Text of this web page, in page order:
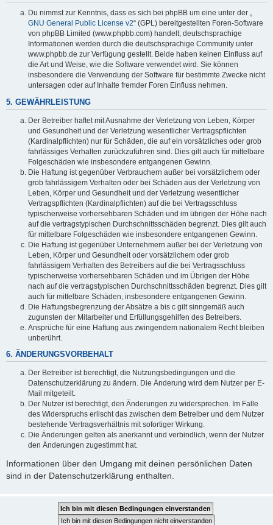
Du nimmst zur Kenntnis, dass es sich bei phpBB um eine unter der „
GNU General Public License v2“ (GPL) bereitgestellten Foren-Software
von phpBB Limited (www.phpbb.com) handelt; deutschsprachige
Informationen werden durch die deutschsprachige Community unter
www.phpbb.de zur Verfügung gestellt. Beide haben keinen Einfluss auf
die Art und Weise, wie die Software verwendet wird. Sie können
insbesondere die Verwendung der Software für bestimmte Zwecke nicht
untersagen oder auf Inhalte fremder Foren Einfluss nehmen.
5. GEWÄHRLEISTUNG
Der Betreiber haftet mit Ausnahme der Verletzung von Leben, Körper
und Gesundheit und der Verletzung wesentlicher Vertragspflichten
(Kardinalpflichten) nur für Schäden, die auf ein vorsätzliches oder grob
fahrlässiges Verhalten zurückzuführen sind. Dies gilt auch für mittelbare
Folgeschäden wie insbesondere entgangenen Gewinn.
Die Haftung ist gegenüber Verbrauchern außer bei vorsätzlichem oder
grob fahrlässigem Verhalten oder bei Schäden aus der Verletzung von
Leben, Körper und Gesundheit und der Verletzung wesentlicher
Vertragspflichten (Kardinalpflichten) auf die bei Vertragsschluss
typischerweise vorhersehbaren Schäden und im übrigen der Höhe nach
auf die vertragstypischen Durchschnittsschäden begrenzt. Dies gilt auch
für mittelbare Folgeschäden wie insbesondere entgangenen Gewinn.
Die Haftung ist gegenüber Unternehmern außer bei der Verletzung von
Leben, Körper und Gesundheit oder vorsätzlichem oder grob
fahrlässigem Verhalten des Betreibers auf die bei Vertragsschluss
typischerweise vorhersehbaren Schäden und im Übrigen der Höhe
nach auf die vertragstypischen Durchschnittsschäden begrenzt. Dies gilt
auch für mittelbare Schäden, insbesondere entgangenen Gewinn.
Die Haftungsbegrenzung der Absätze a bis c gilt sinngemäß auch
zugunsten der Mitarbeiter und Erfüllungsgehilfen des Betreibers.
Ansprüche für eine Haftung aus zwingendem nationalem Recht bleiben
unberührt.
6. ÄNDERUNGSVORBEHALT
Der Betreiber ist berechtigt, die Nutzungsbedingungen und die
Datenschutzerklärung zu ändern. Die Änderung wird dem Nutzer per E-
Mail mitgeteilt.
Der Nutzer ist berechtigt, den Änderungen zu widersprechen. Im Falle
des Widerspruchs erlischt das zwischen dem Betreiber und dem Nutzer
bestehende Vertragsverhältnis mit sofortiger Wirkung.
Die Änderungen gelten als anerkannt und verbindlich, wenn der Nutzer
den Änderungen zugestimmt hat.
Informationen über den Umgang mit deinen persönlichen Daten
sind in der Datenschutzerklärung enthalten.